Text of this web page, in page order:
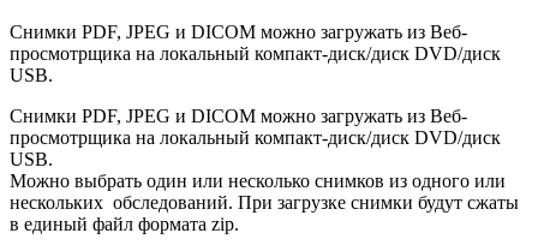
Снимки PDF, JPEG и DICOM можно загружать из Веб-
просмотрщика на локальный компакт-диск/диск DVD/диск
USB.
Снимки PDF, JPEG и DICOM можно загружать из Веб-
просмотрщика на локальный компакт-диск/диск DVD/диск
USB.
Можно выбрать один или несколько снимков из одного или
нескольких обследований. При загрузке снимки будут сжаты
в единый файл формата zip.